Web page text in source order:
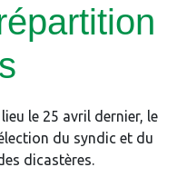
le 25 avril dernier, le
du syndic et du
dicastères.